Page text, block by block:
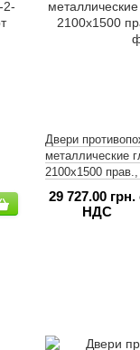
Двери
металлические
2100x1500
29 727.00 грн.
НДС